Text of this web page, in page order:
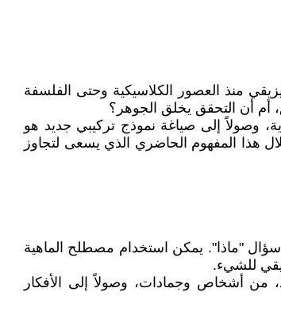
منذ العصور الكلاسيكية وحتى الفلسفة
أم أن التحقق يخلق الجوهر؟
وصولاً إلى صياغة نموذج تركيبي جديد هو
هذا المفهوم الحاضري الذي يسعى لتجاوز
سؤال "ماذا". يمكن استخدام مصطلح الماهية
للشيء.
من أشخاص وجمادات، وصولاً إلى الأفكار